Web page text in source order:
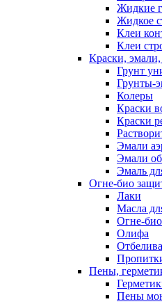
Жидкие
Жидкое
Клеи
Клеи
Краски, эмали,
Грунт
Грунты-
Колеры
Краски
Краски
Эмали
Эмали
Эмаль
Огне-био
Лаки
Масла
Огне-
Олифа
Пены,
Пены